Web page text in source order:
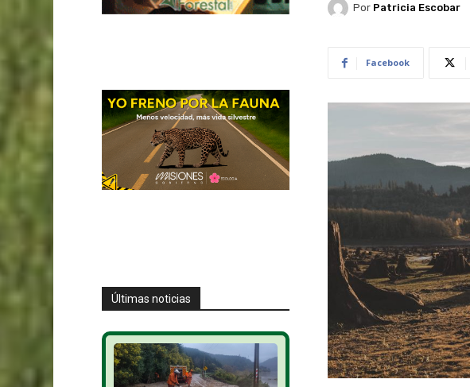
Últimas noticias
Por Patricia Escobar
Facebook